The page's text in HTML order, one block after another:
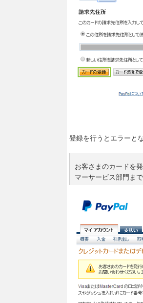
登録を行うとエラーと
お客さまのカードを
マーサービス部門ま